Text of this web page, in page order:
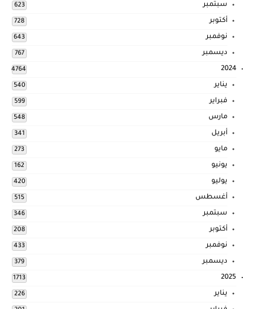
سبتمبر 623
أكتوبر 728
نوفمبر 643
ديسمبر 767
2024
4764
يناير 540
فبراير 599
مارس 548
أبريل 341
مايو 273
يونيو 162
يوليو 420
أغسطس 515
سبتمبر 346
أكتوبر 208
نوفمبر 433
ديسمبر 379
2025
1713
يناير 226